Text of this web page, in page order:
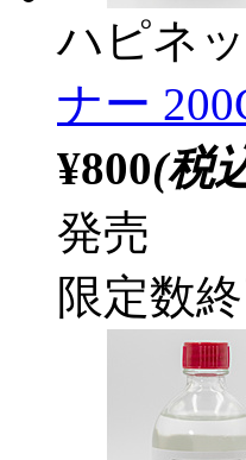
ハピネ
ナー
¥800(税
発売
限定数